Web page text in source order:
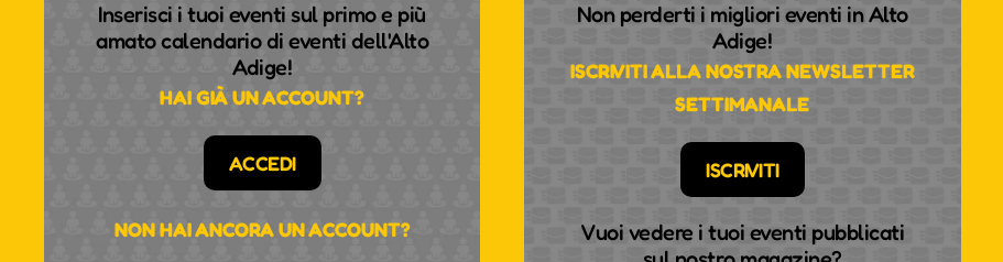
Inserisci i tuoi eventi sul primo e più
amato calendario di eventi dell'Alto
Adige!
HAI GIÀ UN ACCOUNT?
ACCEDI
NON HAI ANCORA UN ACCOUNT?
Non perderti i migliori eventi in Alto
Adige!
ISCRIVITI ALLA NOSTRA NEWSLETTER
SETTIMANALE
ISCRIVITI
Vuoi vedere i tuoi eventi pubblicati